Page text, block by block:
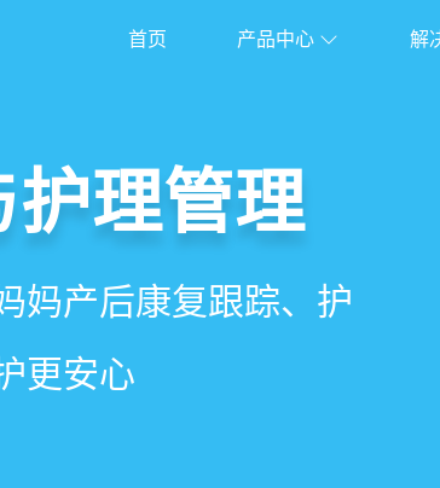
首页 产品中心 解
管理系统
、护理、餐饮、会员、
理管理
妈产后康复跟踪、护
更安心
管理
能排房、资源调
满意度
能锁客
准营销、客户关